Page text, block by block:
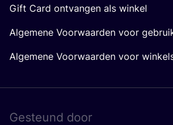
Gift Card ontvangen als winkel
Algemene Voorwaarden voor
Algemene Voorwaarden voor
Gesteund door